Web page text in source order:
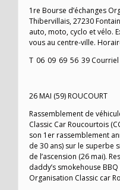
1re Bourse d’échanges
Thibervillais, 27230
auto, moto, cyclo et vélo.
vous au centre-ville.
T 06 09 69 56 39 Courriel
26 MAI (59) ROUCOURT
Rassemblement de
Classic Car Roucourtois
son 1er rassemblement
de 30 ans) sur le superbe
de l’ascension (26 mai).
daddy’s smokehouse
Organisation Classic car